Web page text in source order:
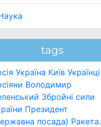
tags
Україна Київ Українці
Володимир
Збройні сили
Президент
посада) Ракета.